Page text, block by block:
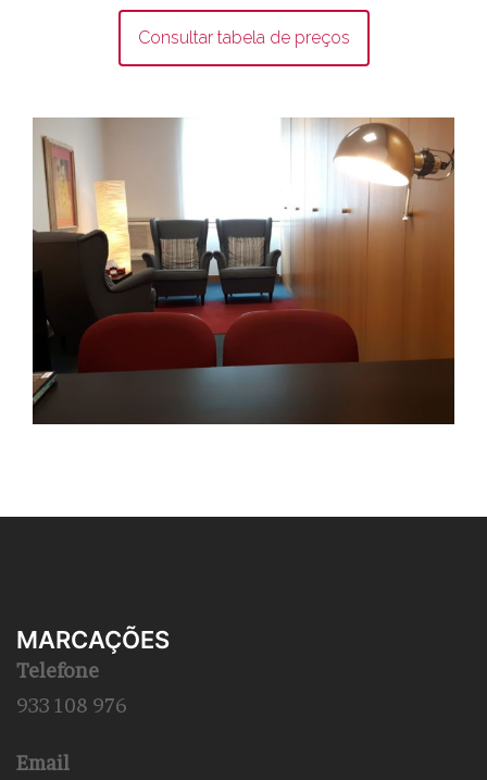
Consultar tabela de preços
MARCAÇÕES
Telefone
933 108 976
Email